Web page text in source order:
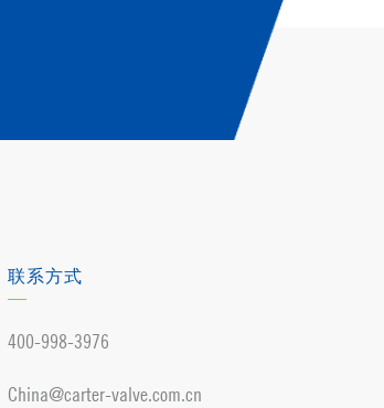
联系方式
400-998-3976
China@carter-valve.com.cn